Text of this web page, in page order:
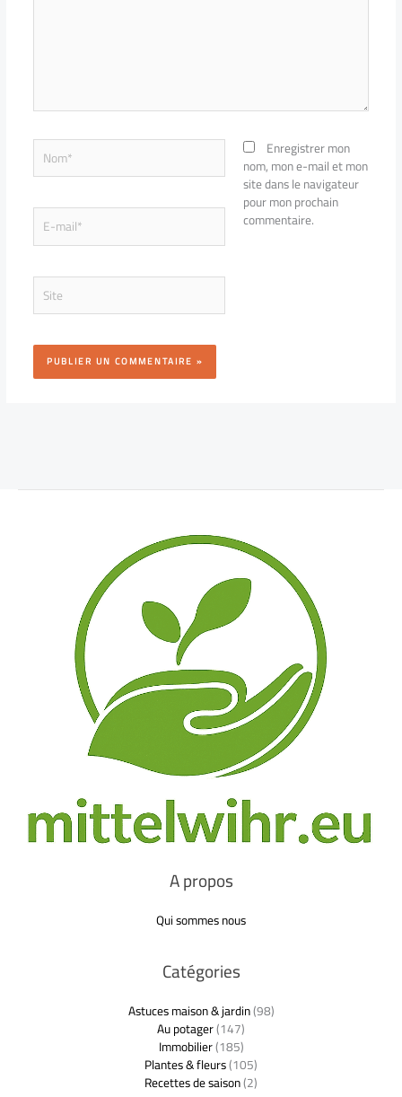
Nom*
E-
mail*
Site
Enregistrer mon
nom, mon e-mail et mon
site dans le navigateur
pour mon prochain
commentaire.
A propos
Qui sommes nous
Catégories
Astuces maison & jardin(98)
Au potager(147)
Immobilier(185)
Plantes & fleurs(105)
Recettes de saison(2)